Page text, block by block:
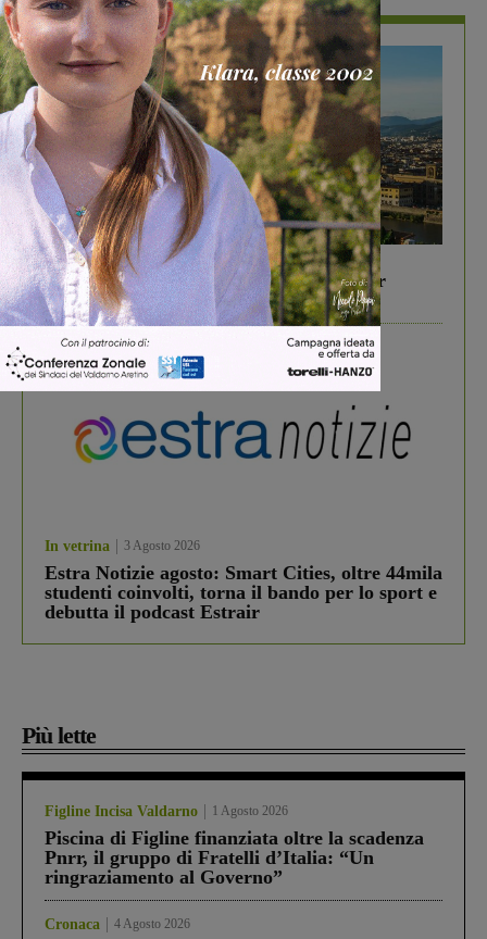
In vetrina 6 Agosto 2026
Gita di famiglia a Firenze: 5 idee per far
divertire i tuoi figli
In vetrina 3 Agosto 2026
Estra Notizie agosto: Smart Cities, oltre 44mila
studenti coinvolti, torna il bando per lo sport e
debutta il podcast Estrair
Più lette
Figline Incisa Valdarno 1 Agosto 2026
Piscina di Figline finanziata oltre la scadenza
Pnrr, il gruppo di Fratelli d’Italia: “Un
ringraziamento al Governo”
Cronaca 4 Agosto 2026